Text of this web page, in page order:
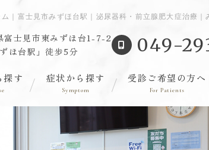
ム｜富士見市みずほ台駅｜泌尿器科・前立腺肥大症治療｜
富士見市東みずほ台1-7-2
ほ台駅」徒歩5分
049-
探す 症状から探す
Symptom
受診ご希望の方へ
For Patients